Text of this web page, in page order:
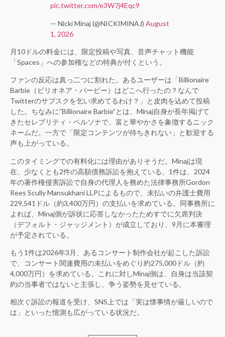
pic.twitter.com/e3W7j4Eqc9
— Nicki Minaj (@NICKIMINAJ) August
1, 2026
月10ドルの料金には、限定投稿や写真、音声チャット機能
「Spaces」への参加権などの特典が付くという。
ファンの反応は真っ二つに割れた。あるユーザーは「Billionaire
Barbie（ビリオネア・バービー）はどこへ行ったの？なんで
Twitterのサブスクを乞い求めてるわけ？」と皮肉を込めて投稿
した。ちなみに”Billionaire Barbie”とは、Minaj自身が長年掲げて
きたセレブリティ・ペルソナで、富と華やかさを象徴するニック
ネームだ。一方で「限定コンテンツが待ちきれない」と歓迎する
声も上がっている。
このタイミングでの有料化には理由がありそうだ。Minajは現
在、少なくとも2件の高額債務訴訟を抱えている。1件は、2024
年の著作権侵害訴訟で自身の代理人を務めた法律事務所Gordon
Rees Scully Mansukhani LLPによるもので、未払いの弁護士費用
229,541ドル（約3,400万円）の支払いを求めている。同事務所に
よれば、Minaj側が訴状に応答しなかったためすでに欠席判決
（デフォルト・ジャッジメント）が成立しており、9月に本審理
が予定されている。
もう1件は2026年3月、あるコンサート制作会社が起こした訴訟
で、コンサート関連費用の未払いをめぐり約275,000ドル（約
4,000万円）を求めている。これに対しMinaj側は、自身は当該契
約の当事者ではないと主張し、争う姿勢を見せている。
相次ぐ訴訟の報道を受け、SNS上では「実は懐事情が厳しいので
は」といった憶測も広がっている状況だ。